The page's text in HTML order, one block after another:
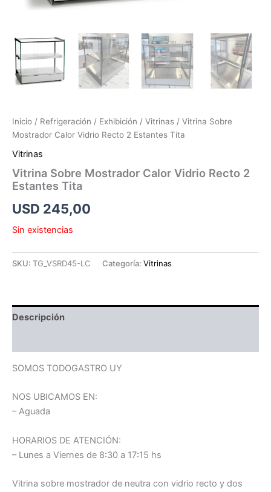
Inicio / Refrigeración / Exhibición / Vitrinas / Vitrina Sobre
Mostrador Calor Vidrio Recto 2 Estantes Tita
Vitrinas
Vitrina Sobre Mostrador Calor Vidrio Recto 2
Estantes Tita
USD 245,00
Sin existencias
SKU: TG_VSRD45-LC Categoría: Vitrinas
Descripción
SOMOS TODOGASTRO UY
NOS UBICAMOS EN:
– Aguada
HORARIOS DE ATENCIÓN:
– Lunes a Viernes de 8:30 a 17:15 hs
Vitrina sobre mostrador de neutra con vidrio recto y dos